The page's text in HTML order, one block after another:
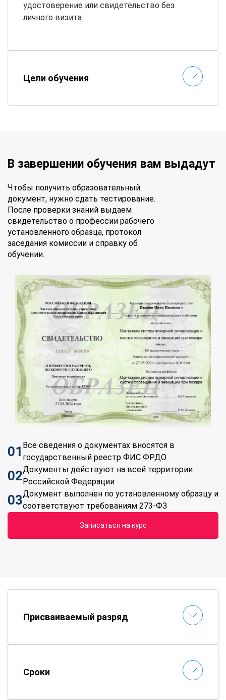
удостоверение или свидетельство без
личного визита
– все пособия
доступны онлайн
самостоятельно
Получите профессинальные знания и
документы гособразца – обучайтесь в
«АПОК» без отрыва от работы!
Цели обучения
В завершении обучения вам выдадут
Чтобы получить образовательный
документ, нужно сдать тестирование.
После проверки знаний выдаем
свидетельство о профессии рабочего
установленного образца, протокол
заседания комиссии и справку об
обучении.
01 Все сведения о документах вносятся в
государственный реестр ФИС ФРДО
02Документы действуют на всей территории
Российской Федерации
03Документ выполнен по установленному образцу и
соответствуют требованиям 273-ФЗ
Записаться на курс
Присваиваемый разряд
Сроки